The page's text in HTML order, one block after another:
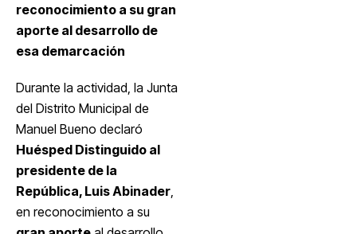
reconocimiento a su gran
aporte al desarrollo de
esa demarcación
Durante la actividad, la Junta
del Distrito Municipal de
Manuel Bueno declaró
Huésped Distinguido al
presidente de la
República, Luis Abinader
en reconocimiento a su